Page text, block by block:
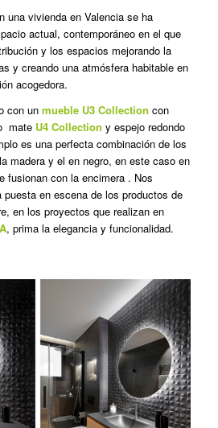
una vivienda en Valencia se ha
actual, contemporáneo en el que
y los espacios mejorando la
y creando una atmósfera habitable en
acogedora.
con un mueble U3 Collection con
mate U4 Collection y espejo redondo
es una perfecta combinación de los
madera y el en negro, en este caso en
fusionan con la encimera . Nos
en escena de los productos de
en los proyectos que realizan en
, prima la elegancia y funcionalidad.